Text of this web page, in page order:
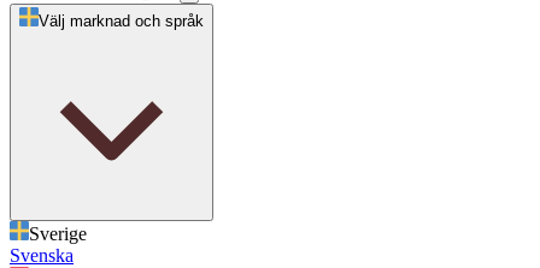
Välj marknad och språk
Sverige
Svenska